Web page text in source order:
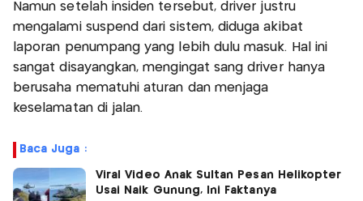
Namun setelah insiden tersebut, driver justru
mengalami suspend dari sistem, diduga akibat
laporan penumpang yang lebih dulu masuk. Hal ini
sangat disayangkan, mengingat sang driver hanya
berusaha mematuhi aturan dan menjaga
keselamatan di jalan.
Baca Juga :
Viral Video Anak Sultan Pesan Helikopter
Usai Naik Gunung, Ini Faktanya